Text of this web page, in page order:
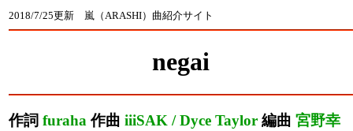
2018/7/25更新 嵐（ARASHI）曲紹介サイト
negai
作詞 furaha 作曲 iiiSAK / Dyce Taylor 編曲 宮野幸